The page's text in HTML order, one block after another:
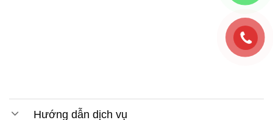
Hướng dẫn dịch vụ